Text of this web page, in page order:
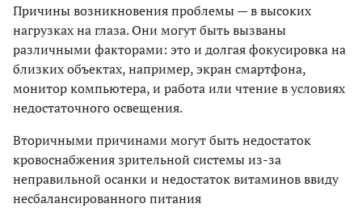
Причины возникновения проблемы — в высоких
нагрузках на глаза. Они могут быть вызваны
различными факторами: это и долгая фокусировка на
близких объектах, например, экран смартфона,
монитор компьютера, и работа или чтение в условиях
недостаточного освещения.
Вторичными причинами могут быть недостаток
кровоснабжения зрительной системы из-за
неправильной осанки и недостаток витаминов ввиду
несбалансированного питания